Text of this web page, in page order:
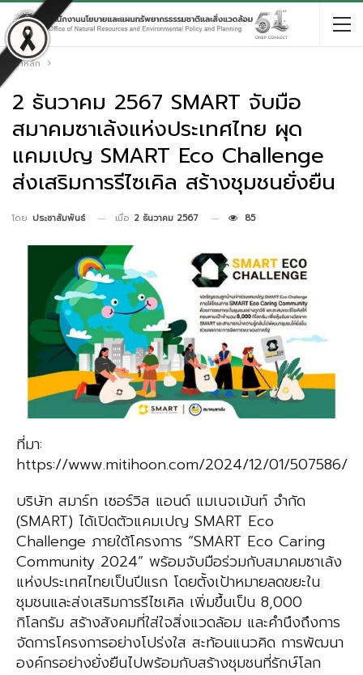
หน้าหลัก
2 ธันวาคม 2567 SMART จับมือ
สมาคมซาเล้งแห่งประเทศไทย ผุด
แคมเปญ SMART Eco Challenge
ส่งเสริมการรีไซเคิล สร้างชุมชนยั่งยืน
โดย ประชาสัมพันธ์ เมื่อ 2 ธันวาคม 2567 85
ที่มา:
https://www.mitihoon.com/2024/12/01/507586/
บริษัท สมาร์ท เซอร์วิส แอนด์ แมเนจเม้นท์ จำกัด
(SMART) ได้เปิดตัวแคมเปญ SMART Eco
Challenge ภายใต้โครงการ “SMART Eco Caring
Community 2024” พร้อมจับมือร่วมกับสมาคมซาเล้ง
แห่งประเทศไทยเป็นปีแรก โดยตั้งเป้าหมายลดขยะใน
ชุมชนและส่งเสริมการรีไซเคิล เพิ่มขึ้นเป็น 8,000
กิโลกรัม สร้างสังคมที่ใส่ใจสิ่งแวดล้อม และคำนึงถึงการ
จัดการโครงการอย่างโปร่งใส สะท้อนแนวคิด การพัฒนา
องค์กรอย่างยั่งยืนไปพร้อมกับสร้างชุมชนที่รักษ์โลก